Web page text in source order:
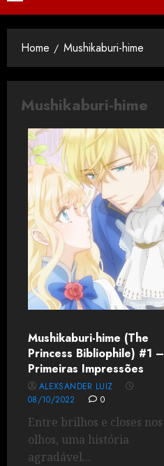
Home Mushikaburi-hime
Mushikaburi-hime
Mushikaburi-hime (The
Princess Bibliophile) #1 –
Primeiras Impressões
ALEXSANDER LUIZ
08/10/2022
0
Entre brilhos e closes nos
olhos, uma história
agradável...